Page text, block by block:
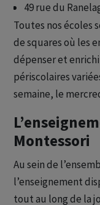
49 rue du
Toutes nos écoles
de squares où les
dépenser et
périscolaires
semaine, le
Montessori
Au sein de
l’enseignement
tout au long de la